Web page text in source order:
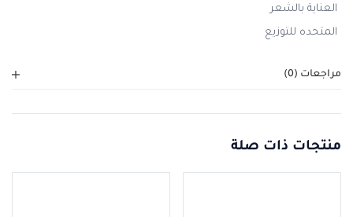
العناية بالشعر
المتحده للتوزيع
مراجعات (0)
منتجات ذات صلة